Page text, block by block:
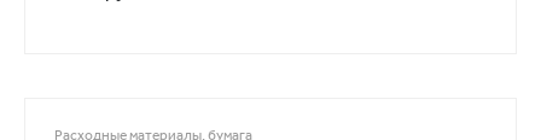
Расходные материалы, бумага